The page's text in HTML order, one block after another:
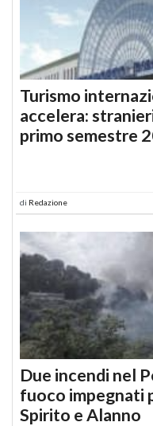
Turismo
accelera:
primo semestre
di Redazione
Due incendi nel
fuoco impegnati
Spirito e Alanno